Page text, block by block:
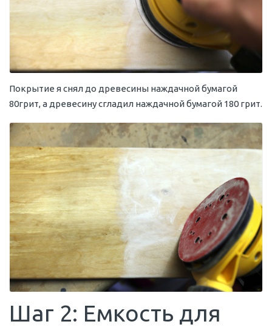
Покрытие я снял до древесины наждачной бумагой
80грит, а древесину сгладил наждачной бумагой 180 грит.
Шаг 2: Емкость для